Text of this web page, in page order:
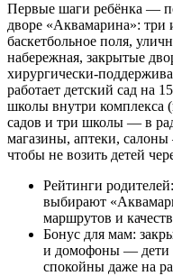
Первые шаги ребёнка —
дворе «Аквамарина»: три
баскетбольное поля,
набережная, закрытые
хирургически-
работает детский сад на
школы внутри комплекса
садов и три школы — в
магазины, аптеки,
чтобы не возить детей
Рейтинги
выбирают
маршрутов и
Бонус для мам:
и домофоны — дети
спокойны даже на